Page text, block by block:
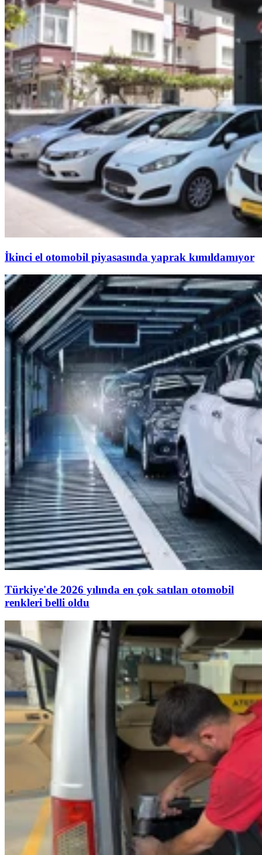
İkinci el otomobil piyasasında yaprak kımıldamıyor
Türkiye'de 2026 yılında en çok satılan otomobil
renkleri belli oldu